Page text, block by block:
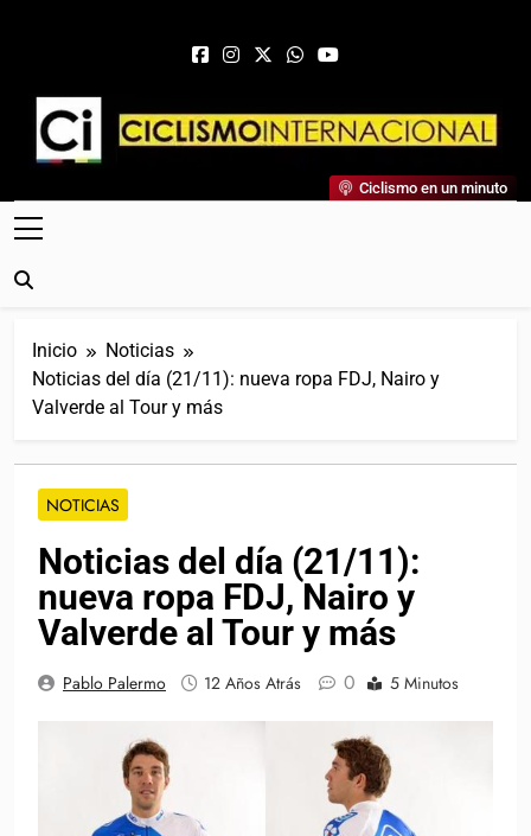
Ciclismo Internacional
Web Dedicada Al Ciclismo Mundial. Entrevistas, Análisis,
Crónicas, Previas Y Más. La Web Ciclista De Referencia.
Ciclismo en un minuto
Inicio
Noticias
Noticias del día (21/11): nueva ropa FDJ, Nairo y
Valverde al Tour y más
NOTICIAS
Noticias del día (21/11):
nueva ropa FDJ, Nairo y
Valverde al Tour y más
Pablo Palermo 12 Años Atrás 0 5 Minutos